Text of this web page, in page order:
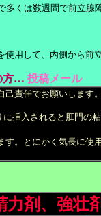
多くは数週間で前立
用して、内側から前
方… 投稿メール
己責任でお願いします
挿入されると肛門の
す。とにかく気長に
力剤、強壮